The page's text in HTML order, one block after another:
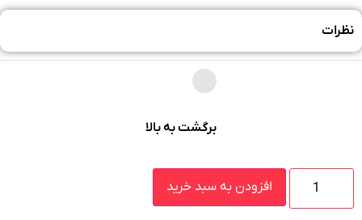
نظرات
برگشت به بالا
افزودن به سبد خرید